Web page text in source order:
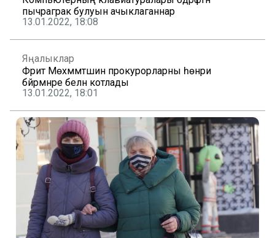
пычраграк булуын ачыклаганнар
13.01.2022, 18:08
Яңалыклар
Фәрит Мөхәммәтшин прокурорларны һөнәри
бәйрәмнәре белән котлады
13.01.2022, 18:01